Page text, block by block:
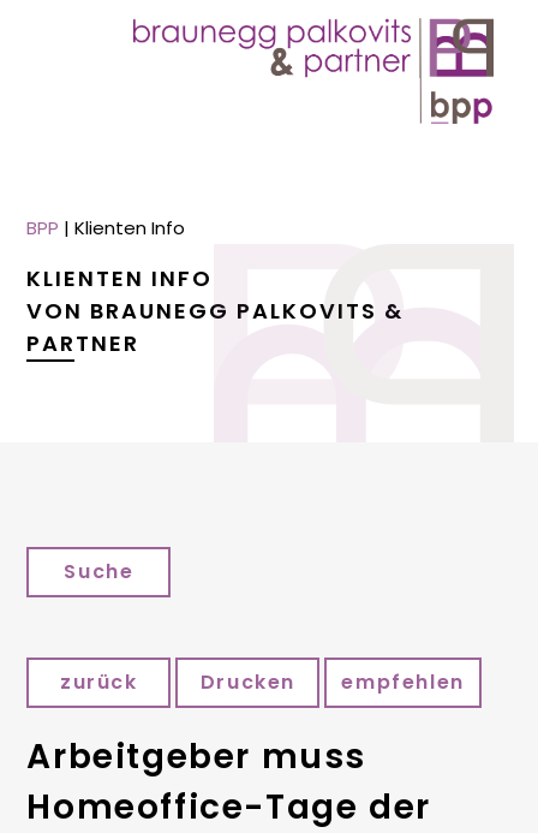
BPP |Klienten Info
KLIENTEN INFO
VON BRAUNEGG PALKOVITS &
PARTNER
Suche
zurück Drucken empfehlen
Arbeitgeber muss
Homeoffice-Tage der